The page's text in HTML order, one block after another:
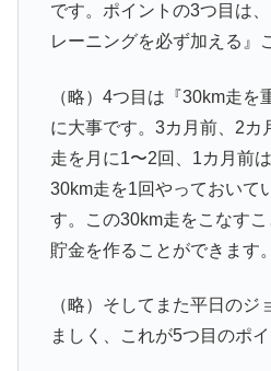
です。ポイントの3つ目は
レーニングを必ず加える』
（略）4つ目は『30km走を
に大事です。3カ月前、2カ
走を月に1〜2回、1カ月前
30km走を1回やっておいて
す。この30km走をこなす
貯金を作ることができます。
（略）そしてまた平日のジ
ましく、これが5つ目のポイ